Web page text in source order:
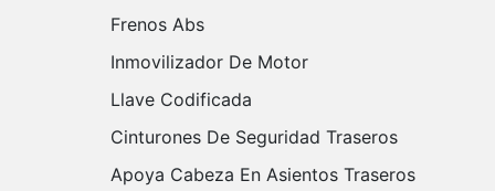
Frenos Abs
Inmovilizador De Motor
Llave Codificada
Cinturones De Seguridad Traseros
Apoya Cabeza En Asientos Traseros